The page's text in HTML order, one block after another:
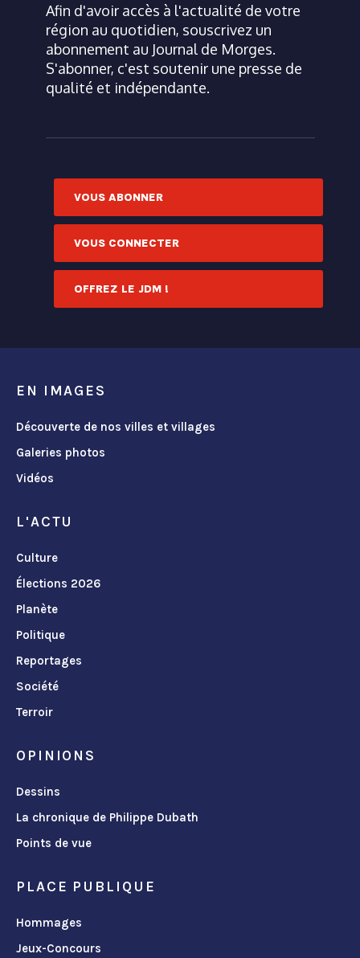
Afin d'avoir accès à l'actualité de votre
région au quotidien, souscrivez un
abonnement au Journal de Morges.
S'abonner, c'est soutenir une presse de
qualité et indépendante.
VOUS ABONNER
VOUS CONNECTER
OFFREZ LE JDM !
EN IMAGES
Découverte de nos villes et villages
Galeries photos
Vidéos
L'ACTU
Culture
Élections 2026
Planète
Politique
Reportages
Société
Terroir
OPINIONS
Dessins
La chronique de Philippe Dubath
Points de vue
PLACE PUBLIQUE
Hommages
Jeux-Concours